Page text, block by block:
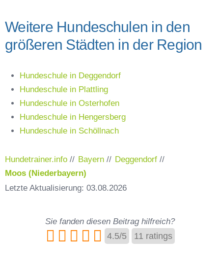
Weitere Hundeschulen in den
größeren Städten in der Region
Hundeschule in Deggendorf
Hundeschule in Plattling
Hundeschule in Osterhofen
Hundeschule in Hengersberg
Hundeschule in Schöllnach
Hundetrainer.info // Bayern // Deggendorf //
Moos (Niederbayern)
Letzte Aktualisierung: 03.08.2026
Sie fanden diesen Beitrag hilfreich?
4.5/5 11 ratings